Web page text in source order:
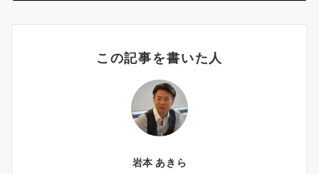
この記事を書いた人
岩本 あきら